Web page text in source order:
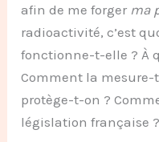
afin de me forger ma
radioactivité, c’est
fonctionne-t-elle ? À
Comment la mesure-
protège-t-on ?
législation française ?